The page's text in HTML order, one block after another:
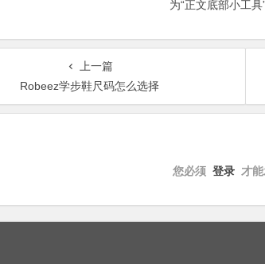
为“正文底部小工
上一篇
Robeez学步鞋尺码怎么选择
您必须 登录 才